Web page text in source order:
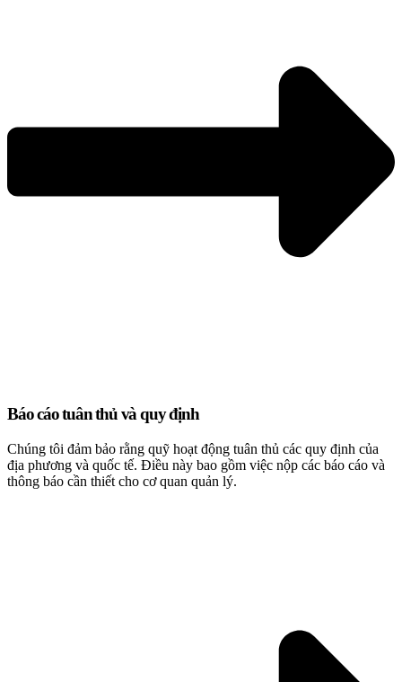
Báo cáo tuân thủ và quy định
Chúng tôi đảm bảo rằng quỹ hoạt động tuân thủ các quy định của
địa phương và quốc tế. Điều này bao gồm việc nộp các báo cáo và
thông báo cần thiết cho cơ quan quản lý.